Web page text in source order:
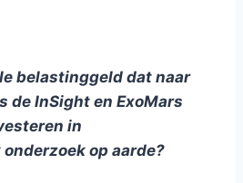
belastinggeld dat naar
de InSight en ExoMars
in
op aarde?